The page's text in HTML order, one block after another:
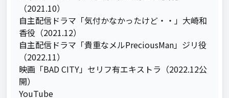
（2021.10）
自主配信ドラマ「気付かなかったけど・・」大崎和
香役（2021.12）
自主配信ドラマ「貴重なメルPreciousMan」ジリ役
（2022.11）
映画「BAD CITY」セリフ有エキストラ（2022.12公
開）
YouTube